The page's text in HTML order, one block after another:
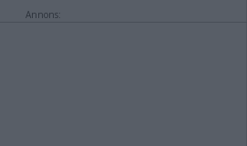
Annons: